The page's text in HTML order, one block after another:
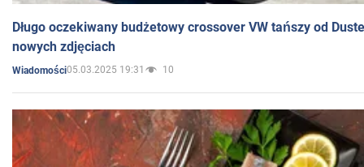
Długo oczekiwany budżetowy crossover VW tańszy od
nowych zdjęciach
Wiadomości05.03.2025 19:31 10